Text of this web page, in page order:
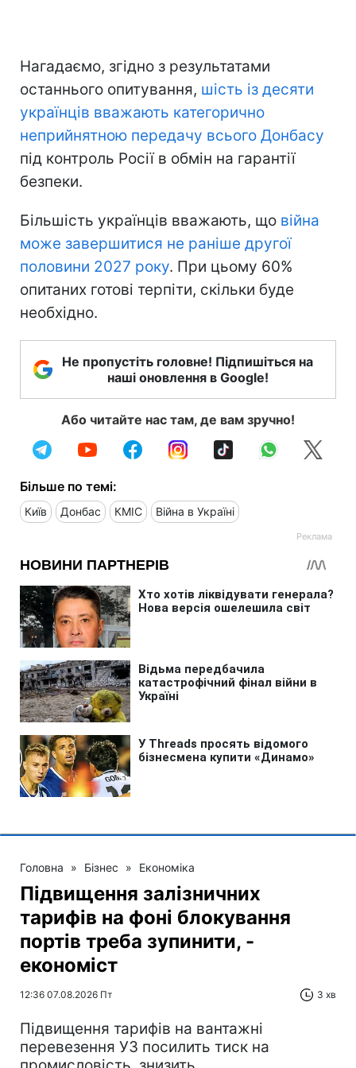
Нагадаємо, згідно з результатами
останнього опитування, шість із десяти
українців вважають категорично
неприйнятною передачу всього Донбасу
під контроль Росії в обмін на гарантії
безпеки.
Більшість українців вважають, що війна
може завершитися не раніше другої
половини 2027 року. При цьому 60%
опитаних готові терпіти, скільки буде
необхідно.
Не пропустіть головне! Підпишіться на
наші оновлення в Google!
Або читайте нас там, де вам зручно!
Більше по темі:
Київ Донбас КМІС Війна в Україні
Головна » Бізнес » Економіка
Підвищення залізничних
тарифів на фоні блокування
портів треба зупинити, -
економіст
12:36 07.08.2026 Пт 3 хв
Підвищення тарифів на вантажні
перевезення УЗ посилить тиск на